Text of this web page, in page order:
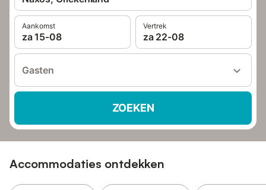
Aankomst
za 15-08
Vertrek
za 22-08
Gasten
ZOEKEN
Accommodaties ontdekken